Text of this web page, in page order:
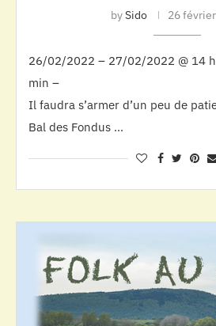
bySido 26
26/02/2022 – 27/02/2022 @ 14
min –
Il faudra s’armer d’un peu de
Bal des Fondus …